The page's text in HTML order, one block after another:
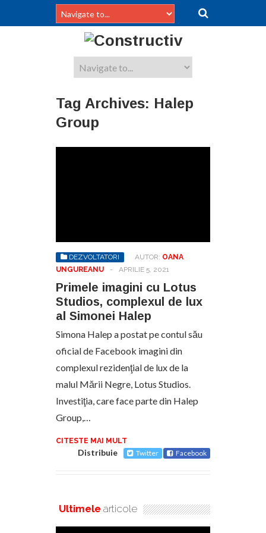
Tag Archives: Halep
Group
DEZVOLTATORI AUTOR: OANA
UNGUREANU
- APRILIE 5, 2021
Primele imagini cu Lotus
Studios, complexul de lux
al Simonei Halep
Simona Halep a postat pe contul său
oficial de Facebook imagini din
complexul rezidenţial de lux de la
malul Mării Negre, Lotus Studios.
Investiţia, care face parte din Halep
Group,…
CITESTE MAI MULT
Distribuie Twitter Facebook
Ultimele articole